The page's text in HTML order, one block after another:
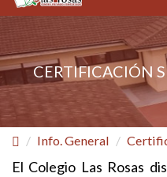
CERTIFICACIÓN
Info. General
El Colegio Las Rosas